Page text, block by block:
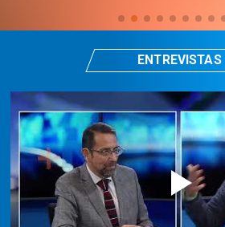
ENTREVISTAS